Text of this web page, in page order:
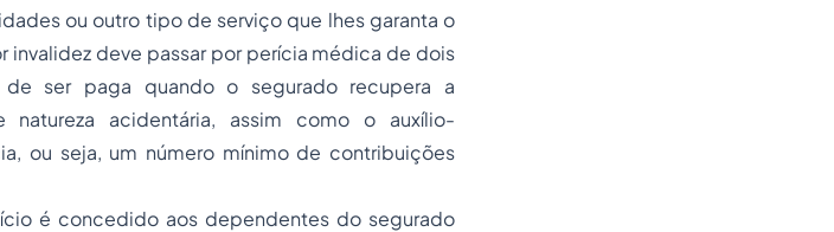
ou outro tipo de serviço que lhes garanta o
deve passar por perícia médica de dois
ser paga quando o segurado recupera a
acidentária, assim como o auxílio-
ou seja, um número mínimo de contribuições
é concedido aos dependentes do segurado